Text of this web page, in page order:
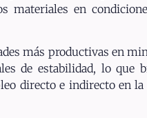
materiales en
más productivas en
de estabilidad, lo que
directo e indirecto en